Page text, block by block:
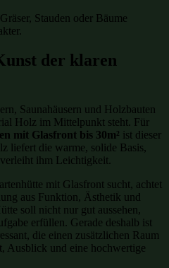
Gräser, Stauden oder Bäume
der klaren
Saunahäusern und Holzbauten
Holz im Mittelpunkt steht. Für
mit Glasfront bis 30m² ist dieser
liefert die warme, solide Basis,
ihm Leichtigkeit.
mit Glasfront sucht, achtet
aus Funktion, Ästhetik und
soll nicht nur gut aussehen,
erfüllen. Gerade deshalb ist
die einen zusätzlichen Raum
Ausblick und eine hochwertige